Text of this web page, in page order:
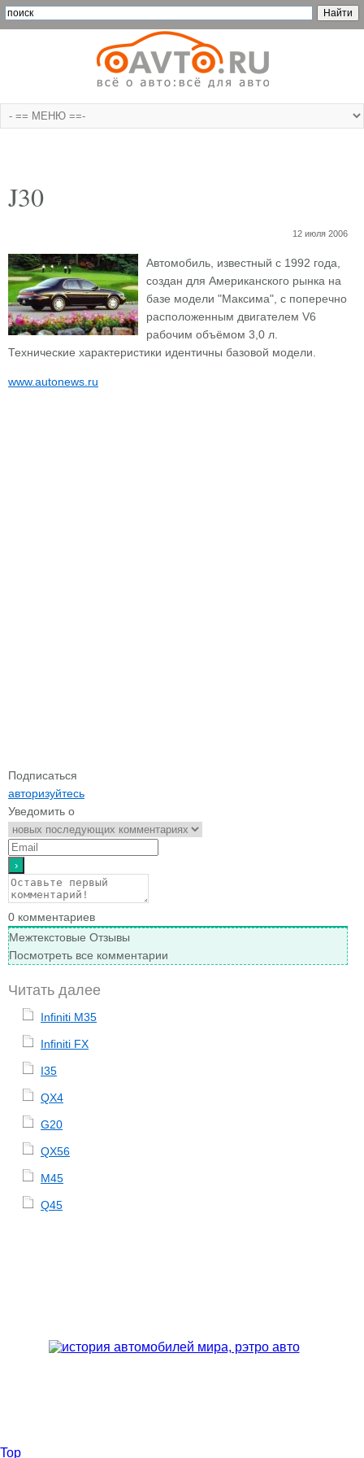
J30
12 июля 2006
Автомобиль, известный с 1992 года,
создан для Американского рынка на
базе модели "Максима", с поперечно
расположенным двигателем V6
рабочим объёмом 3,0 л.
Технические характеристики идентичны базовой модели.
www.autonews.ru
Подписаться
авторизуйтесь
Уведомить о
0 комментариев
Межтекстовые Отзывы
Посмотреть все комментарии
Читать далее
Infiniti M35
Infiniti FX
I35
QX4
G20
QX56
M45
Q45
Top